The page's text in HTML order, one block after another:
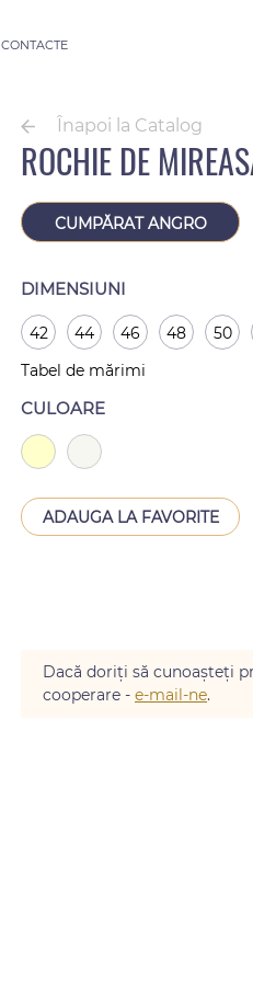
CONTACTE
Înapoi la Catalog
ROCHIE DE
CUMPĂRAT ANGRO
DIMENSIUNI
42 44 46 48 50
Tabel de mărimi
CULOARE
ADAUGA LA FAVORITE
Dacă doriți să cunoașteți
cooperare - e-mail-ne.